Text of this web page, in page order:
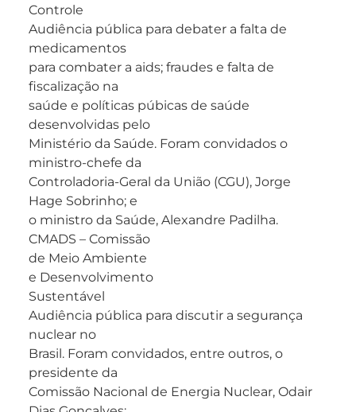
Controle
Audiência pública para debater a falta de
medicamentos
para combater a aids; fraudes e falta de
fiscalização na
saúde e políticas púbicas de saúde
desenvolvidas pelo
Ministério da Saúde. Foram convidados o
ministro-chefe da
Controladoria-Geral da União (CGU), Jorge
Hage Sobrinho; e
o ministro da Saúde, Alexandre Padilha.
CMADS – Comissão
de Meio Ambiente
e Desenvolvimento
Sustentável
Audiência pública para discutir a segurança
nuclear no
Brasil. Foram convidados, entre outros, o
presidente da
Comissão Nacional de Energia Nuclear, Odair